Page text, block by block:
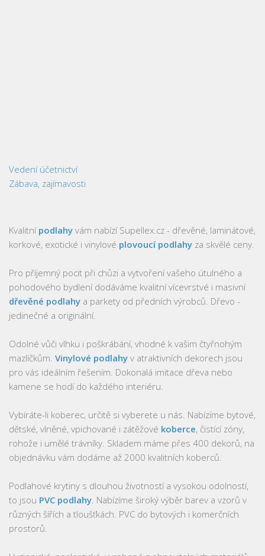
Vedení účetnictví
Zábava, zajímavosti
Kvalitní podlahy vám nabízí Supellex.cz - dřevěné, laminátové,
korkové, exotické i vinylové plovoucí podlahy za skvělé ceny.
Pro příjemný pocit při chůzi a vytvoření vašeho útulného a
pohodového bydlení dodáváme kvalitní vícevrstvé i masivní
dřevěné podlahy a parkety od předních výrobců. Dřevo -
jedinečné a originální.
Odolné vůči vlhku i poškrábání, vhodné k vašim čtyřnohým
mazlíčkům. Vinylové podlahy v atraktivních dekorech jsou
pro vás ideálním řešením. Dokonalá imitace dřeva nebo
kamene se hodí do každého interiéru.
Vybíráte-li koberec, určitě si vyberete u nás. Nabízíme bytové,
dětské, vlněné, vpichované i zátěžové koberce, čistící zóny,
rohože i umělé trávníky. Skladem máme přes 400 dekorů, na
objednávku vám dodáme až 2000 kvalitních koberců.
Podlahové krytiny s dlouhou životností a vysokou odolností,
to jsou PVC podlahy. Nabízíme široký výběr barev a vzorů v
různých šířích a tloušťkách. PVC do bytových i komerčních
prostorů.